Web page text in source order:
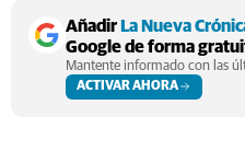
AñadirLa Nueva
Google de forma
Mantente informado con las
ACTIVAR AHORA